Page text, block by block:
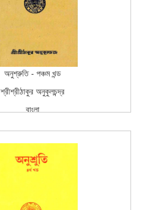
5
অনুশ্রুতি - পঞ্চম খন্ড
শ্রীশ্রীঠাকুর অনুকুলচন্দ্র
বাংলা
প্রকাশন
Fourth Edition